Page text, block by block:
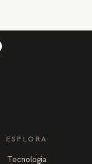
ESPLORA
Tecnologia